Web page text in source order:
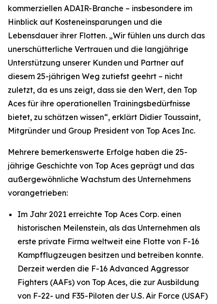
kommerziellen ADAIR-Branche – insbesondere im
Hinblick auf Kosteneinsparungen und die
Lebensdauer ihrer Flotten. „Wir fühlen uns durch das
unerschütterliche Vertrauen und die langjährige
Unterstützung unserer Kunden und Partner auf
diesem 25-jährigen Weg zutiefst geehrt – nicht
zuletzt, da es uns zeigt, dass sie den Wert, den Top
Aces für ihre operationellen Trainingsbedürfnisse
bietet, zu schätzen wissen“, erklärt Didier Toussaint,
Mitgründer und Group President von Top Aces Inc.
Mehrere bemerkenswerte Erfolge haben die 25-
jährige Geschichte von Top Aces geprägt und das
außergewöhnliche Wachstum des Unternehmens
vorangetrieben:
Im Jahr 2021 erreichte Top Aces Corp. einen
historischen Meilenstein, als das Unternehmen als
erste private Firma weltweit eine Flotte von F-16
Kampfflugzeugen besitzen und betreiben konnte.
Derzeit werden die F-16 Advanced Aggressor
Fighters (AAFs) von Top Aces, die zur Ausbildung
von F-22- und F35-Piloten der U.S. Air Force (USAF)